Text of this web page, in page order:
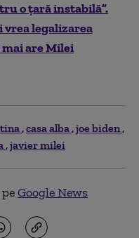
o țară instabilă”.
legalizarea
are Milei
casa alba joe biden
javier milei
Google News